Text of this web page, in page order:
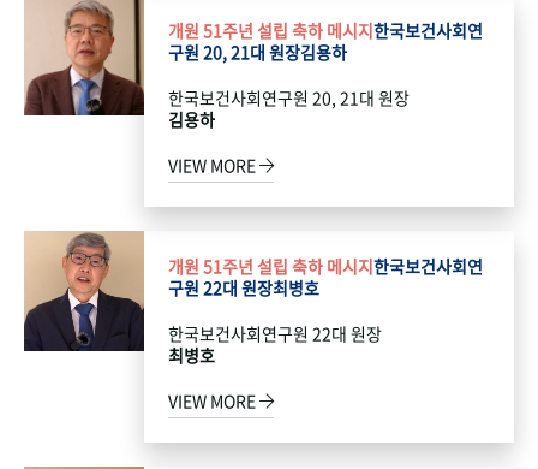
개원 51주년 설립 축하 메시지한국보건사회연
구원 20, 21대 원장김용하
한국보건사회연구원 20, 21대 원장
김용하
VIEW MORE
개원 51주년 설립 축하 메시지한국보건사회연
구원 22대 원장최병호
한국보건사회연구원 22대 원장
최병호
VIEW MORE